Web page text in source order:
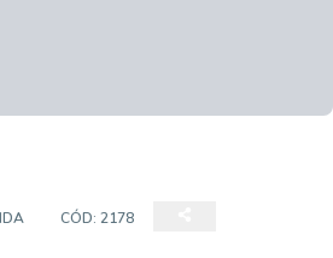
CÓD: 2178